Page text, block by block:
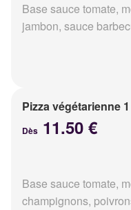
Base sauce tomate,
jambon, sauce
Pizza végétarienne
Dès 11.50 €
Base sauce tomate,
champignons,